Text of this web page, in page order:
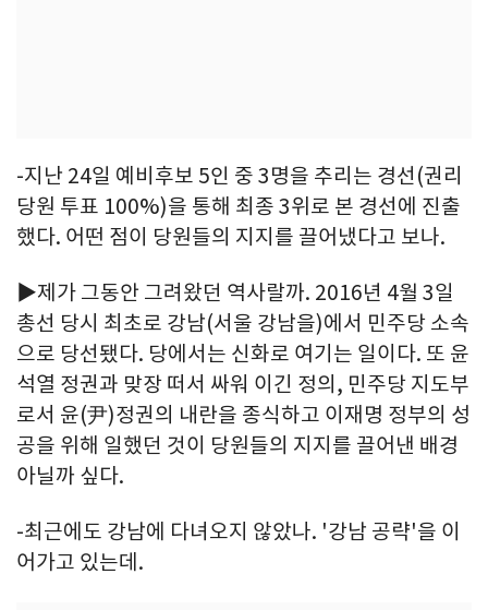
-지난 24일 예비후보 5인 중 3명을 추리는 경선(권리
당원 투표 100%)을 통해 최종 3위로 본 경선에 진출
했다. 어떤 점이 당원들의 지지를 끌어냈다고 보나.
▶제가 그동안 그려왔던 역사랄까. 2016년 4월 3일
총선 당시 최초로 강남(서울 강남을)에서 민주당 소속
으로 당선됐다. 당에서는 신화로 여기는 일이다. 또 윤
석열 정권과 맞장 떠서 싸워 이긴 정의, 민주당 지도부
로서 윤(尹)정권의 내란을 종식하고 이재명 정부의 성
공을 위해 일했던 것이 당원들의 지지를 끌어낸 배경
아닐까 싶다.
-최근에도 강남에 다녀오지 않았나. '강남 공략'을 이
어가고 있는데.